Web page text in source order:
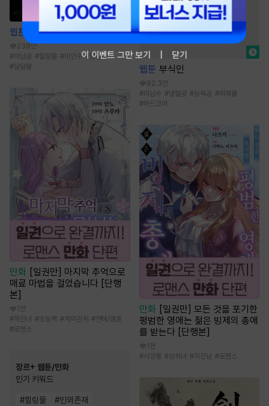
웹툰 나쁜 친구
238만
#미남공 # 힐링물 #미인수 #단정수
#달달물
만화
[일권만] 마지막 추억으로
매료 마법을 걸었습니다 [단행
본]
1천
#직진녀 #초능력 # 계약관계 #연애/결혼
#로맨스
장르+ 웹툰/만화
인기 키워드
#힐링물 #인외존재
웹툰 부식인
92.3만
#미남수 #냉혈공 #능욕공 #피폐물
#하드코어
만화 [일권만] 모든 것을 포기한
평범한 영애는 젊은 빙제의 총애
를 받는다 [단행본]
1천
#서양풍 #상처녀 #직진남 #로맨스
이 이벤트 그만 보기 닫기